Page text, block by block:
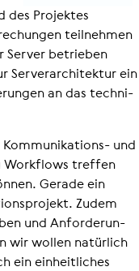
des Projektes
teil­neh­men
Server betrieben
Ser­ver­ar­chi­tek­tur ein
an das tech­ni­
Kom­mu­ni­ka­ti­ons- und
Workflows treffen
Gerade ein
Zudem
und Anfor­de­run­
wir wollen natürlich
ein ein­heit­li­ches